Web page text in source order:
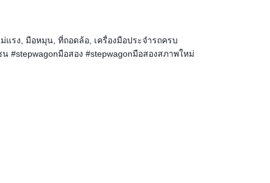
แรง, มือหมุน, ที่ถอดล้อ, เครื่องมือประจำรถครบ
มือสอง #‎stepwagonมือสองสภาพใหม่